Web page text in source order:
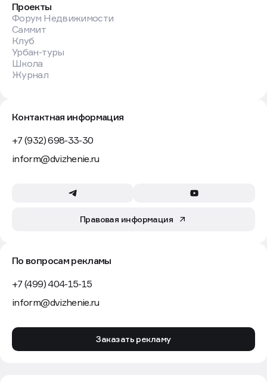
Проекты
Форум Недвижимости
Саммит
Клуб
Урбан-туры
Школа
Журнал
Контактная информация
+7 (932) 698-33-30
inform@dvizhenie.ru
Правовая информация
По вопросам рекламы
+7 (499) 404-15-15
inform@dvizhenie.ru
Заказать рекламу